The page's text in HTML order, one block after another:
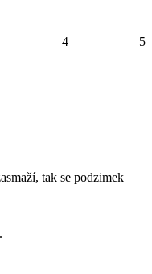
4 5
tak se podzimek